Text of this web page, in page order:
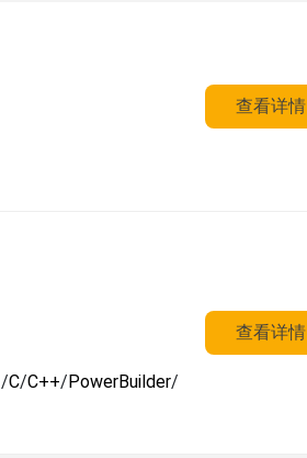
查看详情
/C/C++/PowerBuilder/
查看详情